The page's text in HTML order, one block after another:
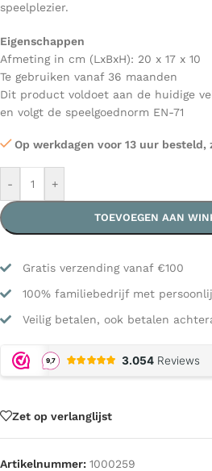
speelplezier.
Eigenschappen
Afmeting in cm (LxBxH): 20 x 17 x 10
Te gebruiken vanaf 36 maanden
Dit product voldoet aan de huidige
en volgt de speelgoednorm EN-71
Op werkdagen voor 13 uur besteld,
- +
TOEVOEGEN AAN
Gratis verzending vanaf €100
100% familiebedrijf met
Veilig betalen, ook betalen
Zet op verlanglijst
Artikelnummer: 1000259